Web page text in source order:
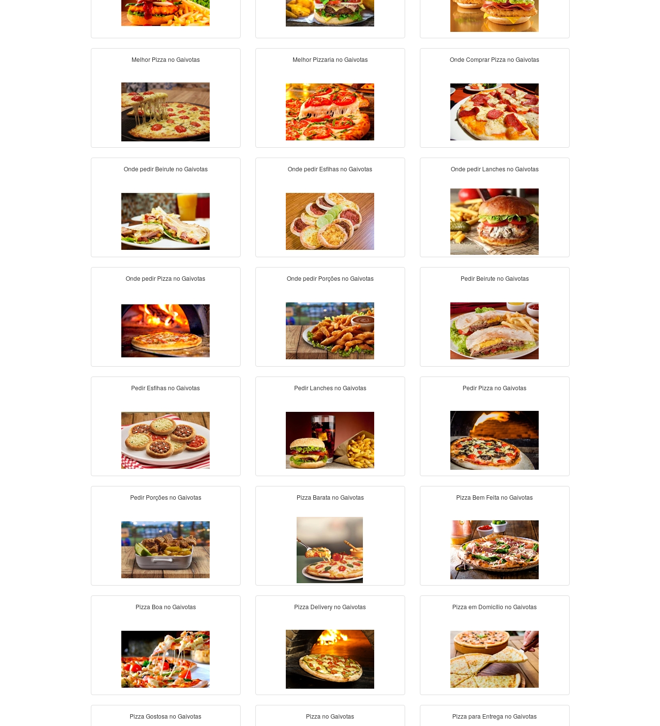
Melhor Pizza no Gaivotas Melhor Pizzaria no Gaivotas Onde Comprar Pizza no Gaivotas
Onde pedir Beirute no Gaivotas Onde pedir Esfihas no Gaivotas Onde pedir Lanches no Gaivotas
Onde pedir Pizza no Gaivotas Onde pedir Porções no Gaivotas Pedir Beirute no Gaivotas
Pedir Esfihas no Gaivotas Pedir Lanches no Gaivotas Pedir Pizza no Gaivotas
Pedir Porções no Gaivotas Pizza Barata no Gaivotas Pizza Bem Feita no Gaivotas
Pizza Boa no Gaivotas Pizza Delivery no Gaivotas Pizza em Domicílio no Gaivotas
Pizza Gostosa no Gaivotas Pizza no Gaivotas Pizza para Entrega no Gaivotas